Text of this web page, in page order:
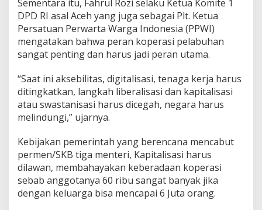
1
D
P
D
R
Sementara itu, Fahrul Rozi selaku Ketua Komite 1
DPD RI asal Aceh yang juga sebagai Plt. Ketua
Persatuan Perwarta Warga Indonesia (PPWI)
mengatakan bahwa peran koperasi pelabuhan
sangat penting dan harus jadi peran utama.
“Saat ini aksebilitas, digitalisasi, tenaga kerja harus
ditingkatkan, langkah liberalisasi dan kapitalisasi
atau swastanisasi harus dicegah, negara harus
melindungi,” ujarnya.
Kebijakan pemerintah yang berencana mencabut
permen/SKB tiga menteri, Kapitalisasi harus
dilawan, membahayakan keberadaan koperasi
sebab anggotanya 60 ribu sangat banyak jika
dengan keluarga bisa mencapai 6 Juta orang.